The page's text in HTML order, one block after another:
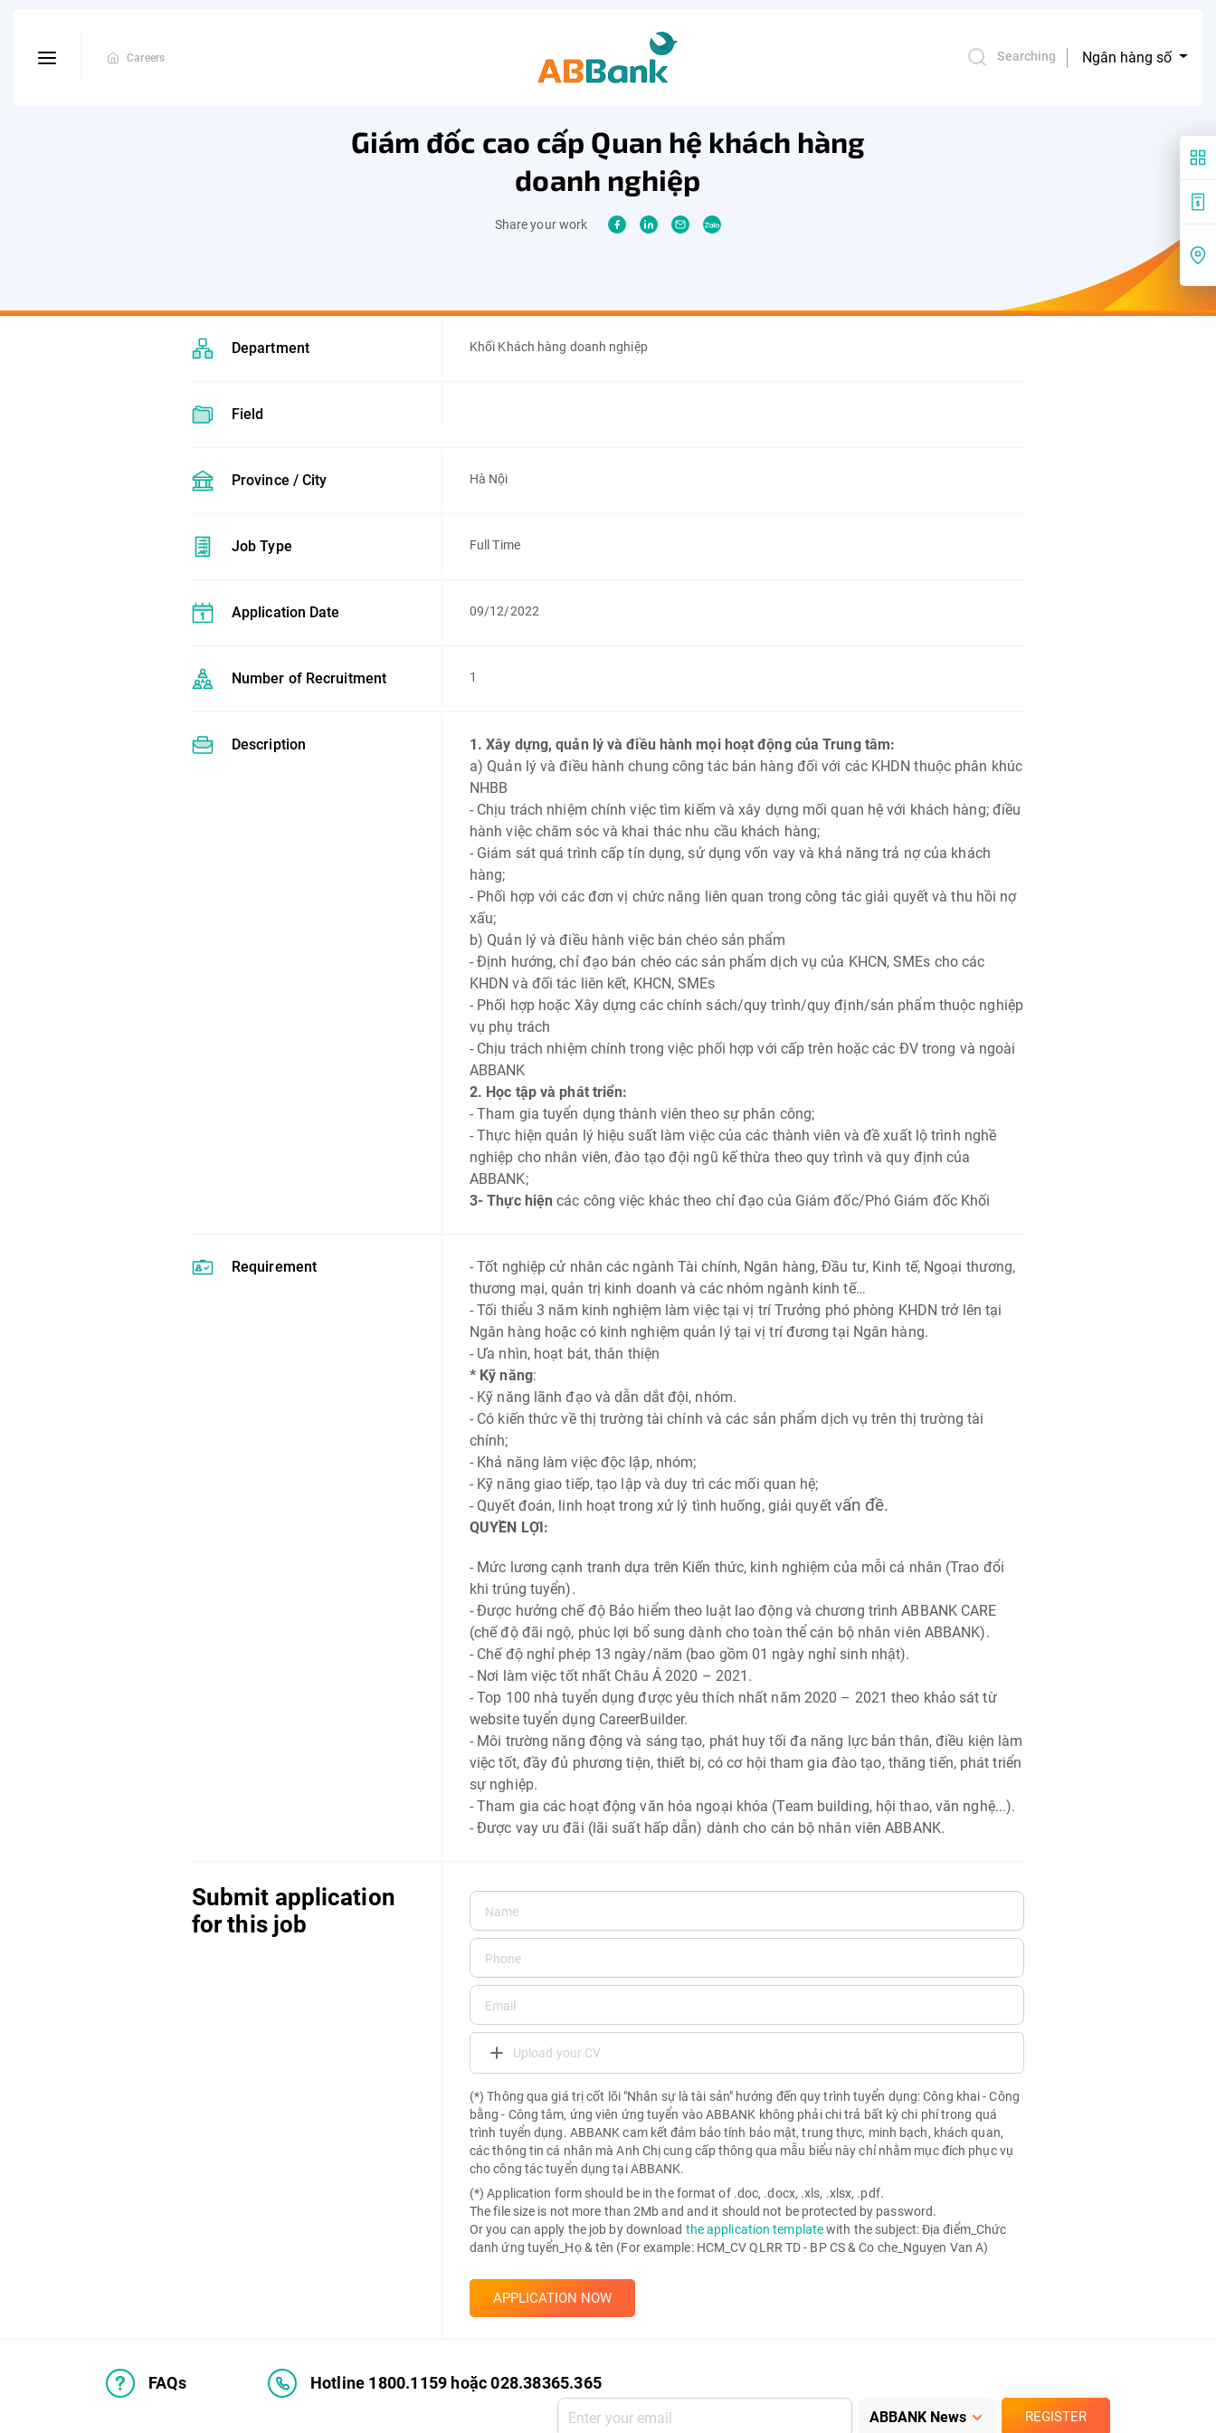
Careers Searching Ngân hàng số
Giám đốc cao cấp Quan hệ khách hàng
doanh nghiệp
Share your work
Department Khối Khách hàng doanh nghiệp
Field
Province / City Hà Nội
Job Type Full Time
Application Date 09/12/2022
Number of Recruitment 1
Description 1.Xây dựng, quản lý và điều hành mọi hoạt động của Trung tâm:
a) Quản lý và điều hành chung công tác bán hàng đối với các KHDN thuộc phân khúc
NHBB
- Chịu trách nhiệm chính việc tìm kiếm và xây dựng mối quan hệ với khách hàng; điều
hành việc chăm sóc và khai thác nhu cầu khách hàng;
- Giám sát quá trình cấp tín dụng, sử dụng vốn vay và khả năng trả nợ của khách
hàng;
- Phối hợp với các đơn vị chức năng liên quan trong công tác giải quyết và thu hồi nợ
xấu;
b) Quản lý và điều hành việc bán chéo sản phẩm
- Định hướng, chỉ đạo bán chéo các sản phẩm dịch vụ của KHCN, SMEs cho các
KHDN và đối tác liên kết, KHCN, SMEs
- Phối hợp hoặc Xây dựng các chính sách/quy trình/quy định/sản phẩm thuộc nghiệp
vụ phụ trách
- Chịu trách nhiệm chính trong việc phối hợp với cấp trên hoặc các ĐV trong và ngoài
ABBANK
2. Học tập và phát triển:
- Tham gia tuyển dụng thành viên theo sự phân công;
- Thực hiện quản lý hiệu suất làm việc của các thành viên và đề xuất lộ trình nghề
nghiệp cho nhân viên, đào tạo đội ngũ kế thừa theo quy trình và quy định của
ABBANK;
3- Thực hiệncác công việc khác theo chỉ đạo của Giám đốc/Phó Giám đốc Khối
Requirement
- Tốt nghiệp cử nhân các ngành Tài chính, Ngân hàng, Đầu tư, Kinh tế, Ngoại thương,
thương mại, quản trị kinh doanh và các nhóm ngành kinh tế…
- Tối thiểu 3 năm kinh nghiệm làm việc tại vị trí Trưởng phó phòng KHDN trở lên tại
Ngân hàng hoặc có kinh nghiệm quản lý tại vị trí đương tại Ngân hàng.
- Ưa nhìn, hoạt bát, thân thiện
* Kỹ năng:
- Kỹ năng lãnh đạo và dẫn dắt đội, nhóm.
- Có kiến thức về thị trường tài chính và các sản phẩm dịch vụ trên thị trường tài
chính;
- Khả năng làm việc độc lập, nhóm;
- Kỹ năng giao tiếp, tạo lập và duy trì các mối quan hệ;
- Quyết đoán, linh hoạt trong xử lý tình huống, giải quyết vấn đề.
QUYỀN LỢI:
- Mức lương cạnh tranh dựa trên Kiến thức, kinh nghiệm của mỗi cá nhân (Trao đổi
khi trúng tuyển).
-Được hưởng chế độ Bảo hiểm theo luật lao động và chương trình ABBANK CARE
(chế độ đãi ngộ, phúc lợi bổ sung dành cho toàn thể cán bộ nhân viên ABBANK).
- Chế độ nghỉ phép 13 ngày/năm (bao gồm 01 ngày nghỉ sinh nhật).
- Nơi làm việc tốt nhất Châu Á 2020 – 2021.
-Top 100 nhà tuyển dụng được yêu thích nhất năm 2020 – 2021 theo khảo sát từ
website tuyển dụng CareerBuilder.
- Môi trường năng động và sáng tạo, phát huy tối đa năng lực bản thân, điều kiện làm
việc tốt, đầy đủ phương tiện, thiết bị, có cơ hội tham gia đào tạo, thăng tiến, phát triển
sự nghiệp.
-Tham gia các hoạt động văn hóa ngoại khóa (Team building, hội thao, văn nghệ...).
-Được vay ưu đãi (lãi suất hấp dẫn) dành cho cán bộ nhân viên ABBANK.
Submit application
for this job
Upload your CV
(*) Thông qua giá trị cốt lõi "Nhân sự là tài sản" hướng đến quy trình tuyển dụng: Công khai - Công
bằng - Công tâm, ứng viên ứng tuyển vào ABBANK không phải chi trả bất kỳ chi phí trong quá
trình tuyển dụng. ABBANK cam kết đảm bảo tính bảo mật, trung thực, minh bạch, khách quan,
các thông tin cá nhân mà Anh Chị cung cấp thông qua mẫu biểu này chỉ nhằm mục đích phục vụ
cho công tác tuyển dụng tại ABBANK.
(*) Application form should be in the format of .doc, .docx, .xls, .xlsx, .pdf.
The file size is not more than 2Mb and and it should not be protected by password.
Or you can apply the job by download the application templatewith the subject: Địa điểm_Chức
danh ứng tuyển_Họ & tên (For example: HCM_CV QLRR TD - BP CS & Co che_Nguyen Van A)
APPLICATION NOW
FAQs Hotline 1800.1159 hoặc 028.38365.365
REGISTER